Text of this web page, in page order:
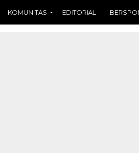
KOMUNITAS EDITORIAL